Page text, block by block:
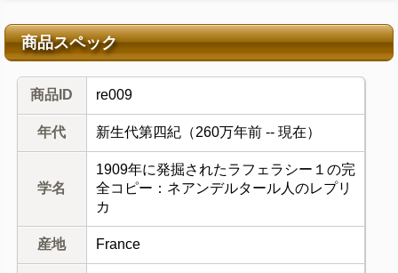
商品スペック
商品ID re009
年代 新生代第四紀（260万年前 -- 現在）
学名
1909年に発掘されたラフェラシー１の完
全コピー：ネアンデルタール人のレプリ
カ
産地 France